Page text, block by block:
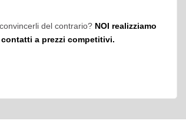
del contrario? NOI realizziamo
a prezzi competitivi.